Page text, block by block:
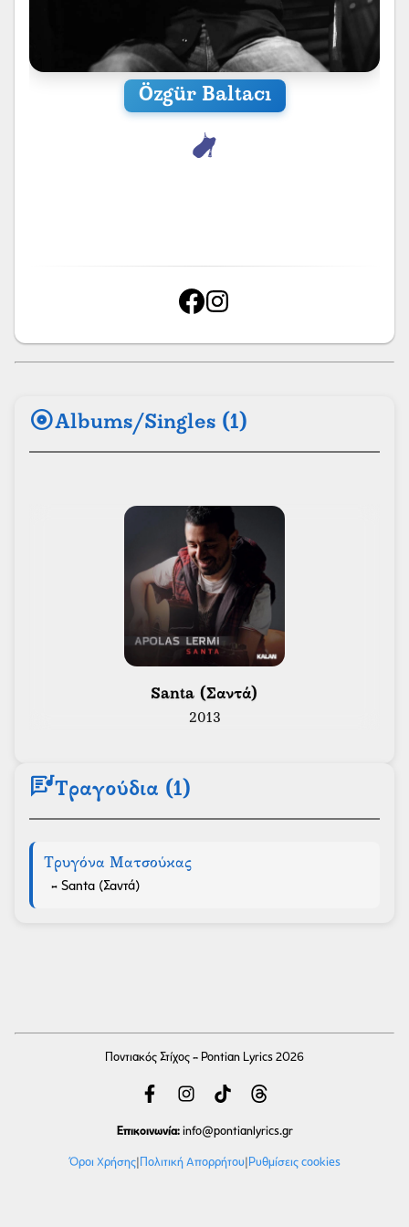
Özgür Baltacı
albumAlbums/Singles (1)
Santa (Σαντά)
2013
lyricsΤραγούδια (1)
Τρυγόνα Ματσούκας
- Santa (Σαντά)
Ποντιακός Στίχος - Pontian Lyrics 2026
Επικοινωνία: info@pontianlyrics.gr
Όροι Χρήσης| Πολιτική Απορρήτου| Ρυθμίσεις cookies